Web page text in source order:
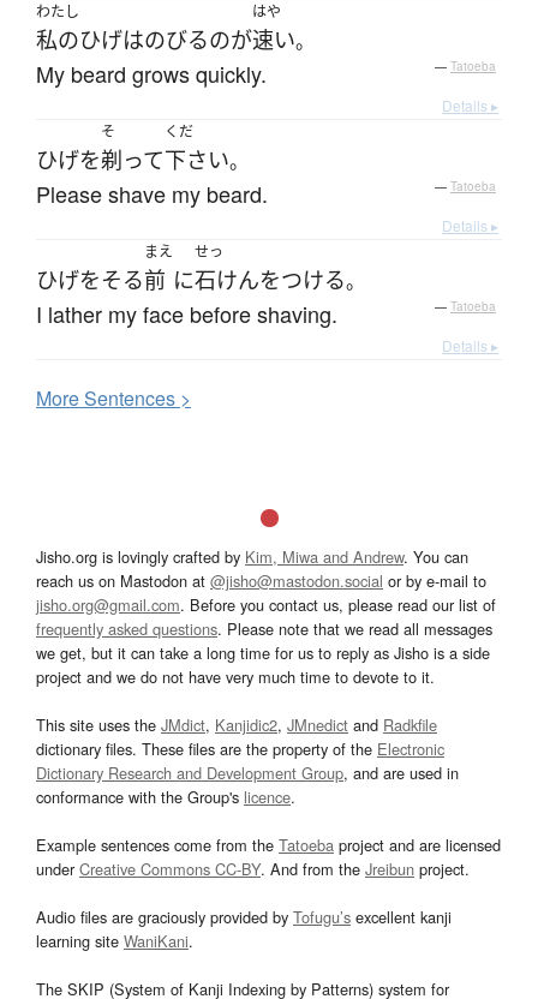
わたし
私のひげはのびるのが
はや
速い。
My beard grows quickly. — Tatoeba
Details ▸
ひげを
そ
剃って
くだ
下さい。
Please shave my beard. — Tatoeba
Details ▸
ひげをそる
まえ
前 に
せっ
石けんをつける。
I lather my face before shaving. — Tatoeba
Details ▸
MoreSentences >
Jisho.org is lovingly crafted by Kim, Miwa and Andrew. You can
reach us on Mastodon at @jisho@mastodon.social or by e-mail to
jisho.org@gmail.com. Before you contact us, please read our list of
frequently asked questions. Please note that we read all messages
we get, but it can take a long time for us to reply as Jisho is a side
project and we do not have very much time to devote to it.
This site uses the JMdict, Kanjidic2, JMnedict and Radkfile
dictionary files. These files are the property of the Electronic
Dictionary Research and Development Group, and are used in
conformance with the Group's licence.
Example sentences come from the Tatoeba project and are licensed
underCreative Commons CC-BY. And from the Jreibun project.
Audio files are graciously provided by Tofugu’s excellent kanji
learning site WaniKani.
The SKIP (System of Kanji Indexing by Patterns) system for